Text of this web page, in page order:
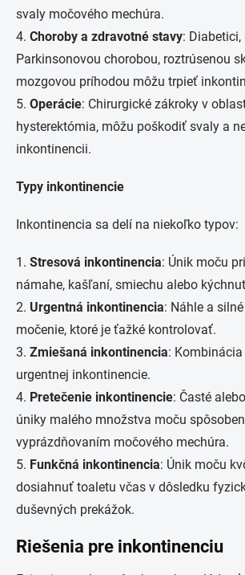
svaly močového mechúra.
4. Choroby a zdravotné stavy:
Parkinsonovou chorobou, roztrúsenou
mozgovou príhodou môžu trpieť
5. Operácie: Chirurgické zákroky v
hysterektómia, môžu poškodiť svaly a
inkontinencii.
Typy inkontinencie
Inkontinencia sa delí na niekoľko typov:
1. Stresová inkontinencia: Únik moču
námahe, kašľaní, smiechu alebo
2. Urgentná inkontinencia: Náhle a
močenie, ktoré je ťažké kontrolovať.
3. Zmiešaná inkontinencia:
urgentnej inkontinencie.
4. Pretečenie inkontinencie: Časté
úniky malého množstva moču
vyprázdňovaním močového mechúra.
5. Funkčná inkontinencia: Únik moču
dosiahnuť toaletu včas v dôsledku
duševných prekážok.
Riešenia pre inkontinenciu